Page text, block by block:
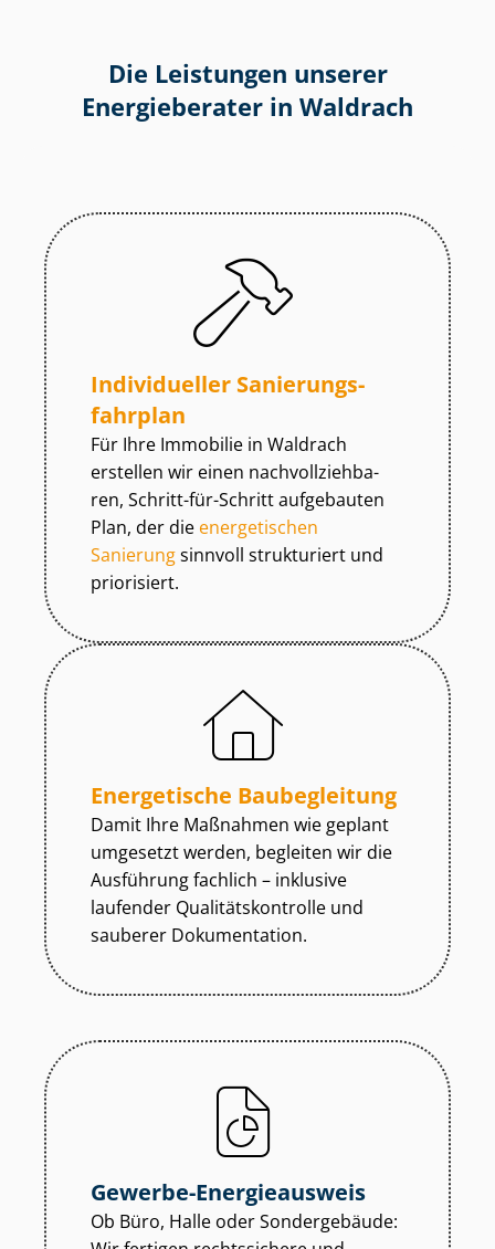
Die Leistungen unserer
Energieberater in Waldrach
Individueller Sa­nie­rungs­
fahr­plan
Für Ihre Immobilie in Waldrach
erstellen wir einen nach­voll­zieh­ba­
ren, Schritt-für-Schritt aufgebauten
Plan, der die energetischen
Sanierungsinnvoll strukturiert und
priorisiert.
Energetische Baubegleitung
Damit Ihre Maßnahmen wie geplant
umgesetzt werden, begleiten wir die
Ausführung fachlich – inklusive
laufender Qua­li­täts­kon­trol­le und
sauberer Dokumentation.
Gewerbe-Energieausweis
Ob Büro, Halle oder Sondergebäude: